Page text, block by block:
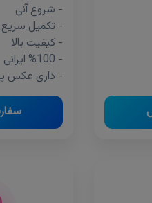
- شروع آنی
- تکمیل سریع
- کیفیت بالا
- %100 ایرانی
- داری عکس